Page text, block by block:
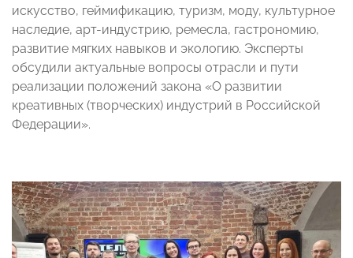
искусство, геймификацию, туризм, моду, культурное
наследие, арт-индустрию, ремесла, гастрономию,
развитие мягких навыков и экологию. Эксперты
обсудили актуальные вопросы отрасли и пути
реализации положений закона «О развитии
креативных (творческих) индустрий в Российской
Федерации».